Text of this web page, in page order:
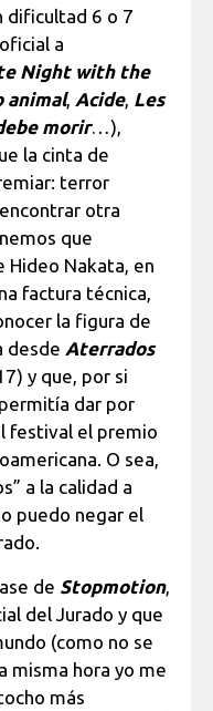
dificultad 6 o 7
a
Night with the
animal, Acide, Les
morir…),
la cinta de
terror
otra
que
Hideo Nakata, en
factura técnica,
la figura de
desde Aterrados
y que, por si
dar por
festival el premio
O sea,
a la calidad a
puedo negar el
de Stopmotion,
del Jurado y que
(como no se
misma hora yo me
más